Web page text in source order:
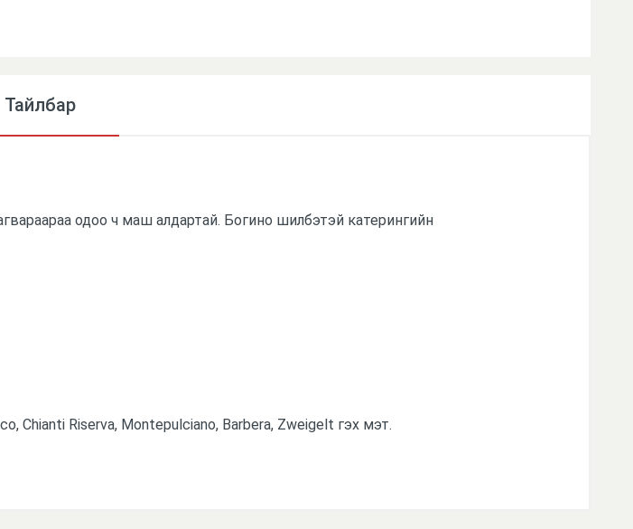
Тайлбар
одоо ч маш алдартай. Богино шилбэтэй катерингийн
Chianti Riserva, Montepulciano, Barbera, Zweigelt гэх мэт.